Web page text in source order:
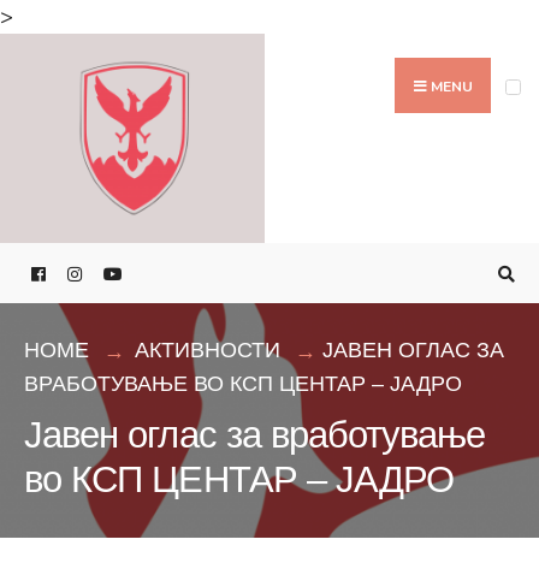
>
MENU
HOME АКТИВНОСТИ
ЈАВЕН ОГЛАС ЗА
ВРАБОТУВАЊЕ ВО КСП ЦЕНТАР – ЈАДРО
Јавен оглас за вработување
во КСП ЦЕНТАР – ЈАДРО